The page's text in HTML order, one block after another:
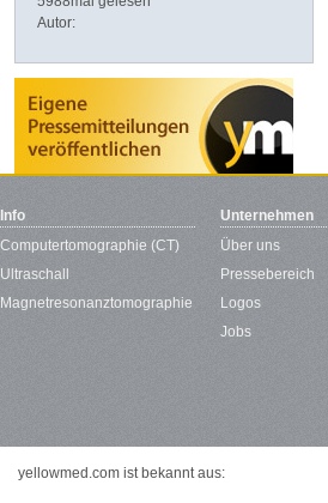
Autor:
Info
Computertomographie (CT)
Ultraschall
Magnetresonanztomographie
Unternehmen
Über uns
Pressebereich
Logos
Jobs
yellowmed.com ist bekannt aus: